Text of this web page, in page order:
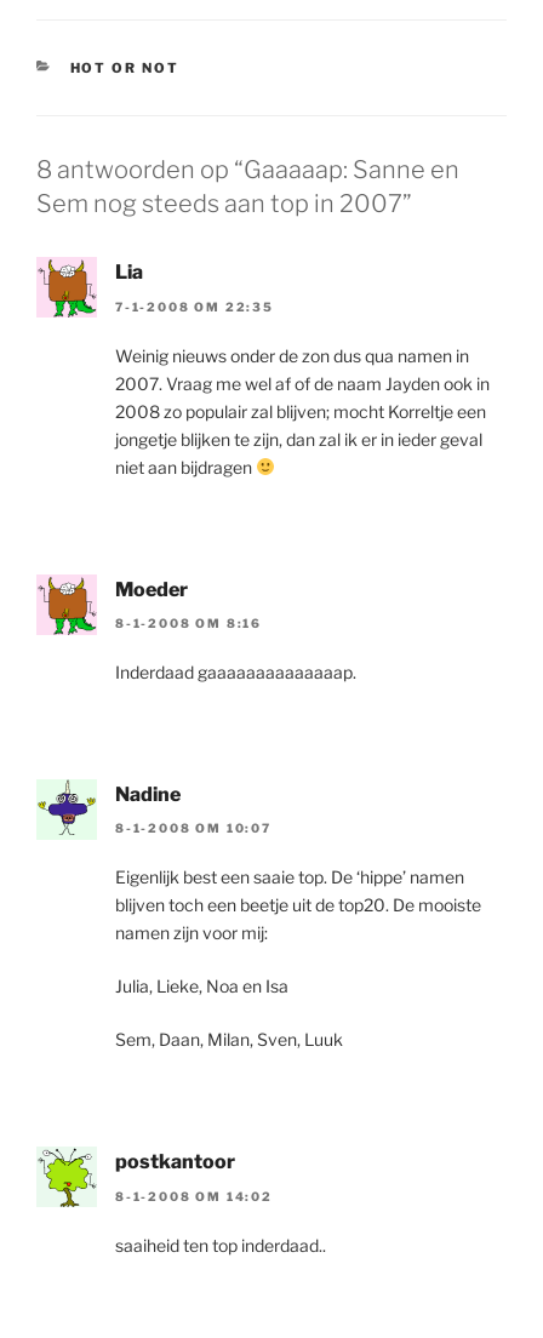
CATEGORIEËN
HOT OR NOT
8 antwoorden op “Gaaaaap: Sanne en
Sem nog steeds aan top in 2007”
Lia
7-1-2008 OM 22:35
Weinig nieuws onder de zon dus qua namen in
2007. Vraag me wel af of de naam Jayden ook in
2008 zo populair zal blijven; mocht Korreltje een
jongetje blijken te zijn, dan zal ik er in ieder geval
niet aan bijdragen
Moeder
8-1-2008 OM 8:16
Inderdaad gaaaaaaaaaaaaaap.
Nadine
8-1-2008 OM 10:07
Eigenlijk best een saaie top. De ‘hippe’ namen
blijven toch een beetje uit de top20. De mooiste
namen zijn voor mij:
Julia, Lieke, Noa en Isa
Sem, Daan, Milan, Sven, Luuk
postkantoor
8-1-2008 OM 14:02
saaiheid ten top inderdaad..